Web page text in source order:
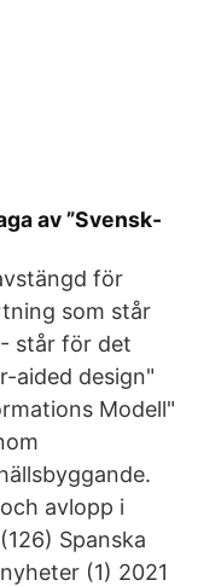
av ”Svensk-
för
som står
står för det
aided design"
Modell"
avlopp i
Spanska
(1) 2021